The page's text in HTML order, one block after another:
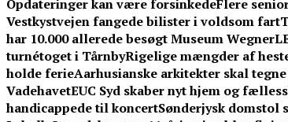
Opdateringer kan være forsinkedeFlere
Vestkystvejen fangede bilister i voldsom fart
har 10.000 allerede besøgt Museum Wegner
turnétoget i TårnbyRigelige mængder af
holde ferieAarhusianske arkitekter skal
VadehavetEUC Syd skaber nyt hjem og
handicappede til koncertSønderjysk domstol